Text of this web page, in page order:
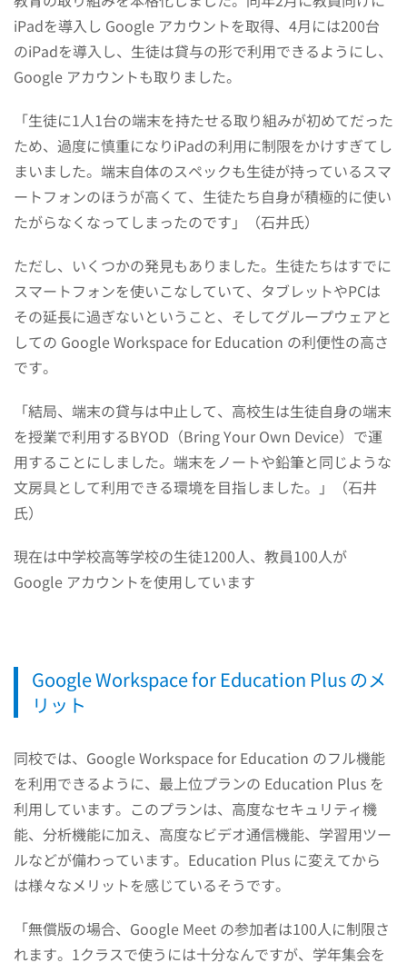
iPadを導入し Google アカウントを取得、4月には200台
のiPadを導入し、生徒は貸与の形で利用できるようにし、
Google アカウントも取りました。
「生徒に1人1台の端末を持たせる取り組みが初めてだった
ため、過度に慎重になりiPadの利用に制限をかけすぎてし
まいました。端末自体のスペックも生徒が持っているスマ
ートフォンのほうが高くて、生徒たち自身が積極的に使い
たがらなくなってしまったのです」（石井氏）
ただし、いくつかの発見もありました。生徒たちはすでに
スマートフォンを使いこなしていて、タブレットやPCは
その延長に過ぎないということ、そしてグループウェアと
しての Google Workspace for Education の利便性の高さ
です。
「結局、端末の貸与は中止して、高校生は生徒自身の端末
を授業で利用するBYOD（Bring Your Own Device）で運
用することにしました。端末をノートや鉛筆と同じような
文房具として利用できる環境を目指しました。」（石井
氏）
現在は中学校高等学校の生徒1200人、教員100人が
Google アカウントを使用しています
Google Workspace for Education Plus のメ
リット
同校では、Google Workspace for Education のフル機能
を利用できるように、最上位プランの Education Plus を
利用しています。このプランは、高度なセキュリティ機
能、分析機能に加え、高度なビデオ通信機能、学習用ツー
ルなどが備わっています。Education Plus に変えてから
は様々なメリットを感じているそうです。
「無償版の場合、Google Meet の参加者は100人に制限さ
れます。1クラスで使うには十分なんですが、学年集会を